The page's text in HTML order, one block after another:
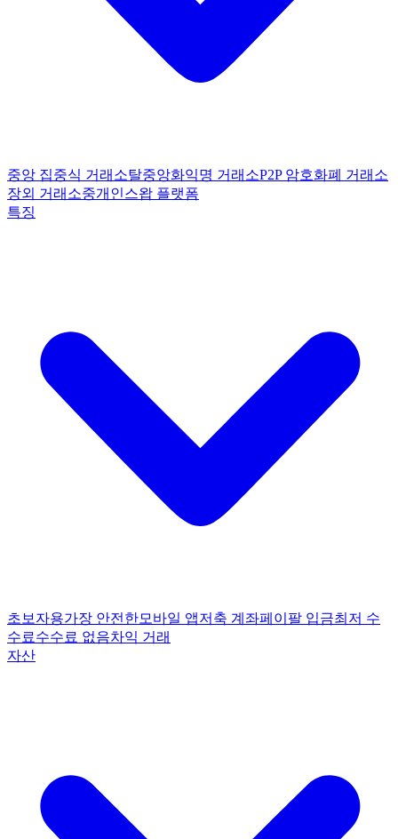
중앙 집중식 거래소탈중앙화익명 거래소P2P 암호화폐 거래소
장외 거래소중개인스왑 플랫폼
특징
초보자용가장 안전한모바일 앱저축 계좌페이팔 입금최저 수
수료수수료 없음차익 거래
자산